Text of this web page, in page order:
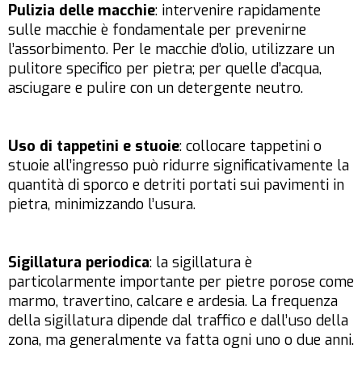
Pulizia delle macchie: intervenire rapidamente
sulle macchie è fondamentale per prevenirne
l’assorbimento. Per le macchie d’olio, utilizzare un
pulitore specifico per pietra; per quelle d’acqua,
asciugare e pulire con un detergente neutro.
Uso di tappetini e stuoie: collocare tappetini o
stuoie all’ingresso può ridurre significativamente la
quantità di sporco e detriti portati sui pavimenti in
pietra, minimizzando l’usura.
Sigillatura periodica: la sigillatura è
particolarmente importante per pietre porose come
marmo, travertino, calcare e ardesia. La frequenza
della sigillatura dipende dal traffico e dall’uso della
zona, ma generalmente va fatta ogni uno o due anni.